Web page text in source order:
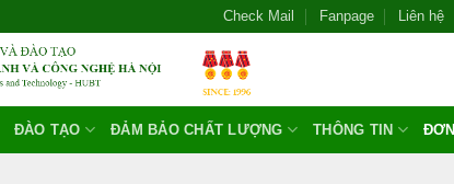
Check Mail Fanpage Liên hệ
ĐÀO TẠO ĐẢM BẢO CHẤT LƯỢNG THÔNG TIN